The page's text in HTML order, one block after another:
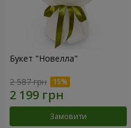
Букет "Новелла"
2 587 грн
Замовити